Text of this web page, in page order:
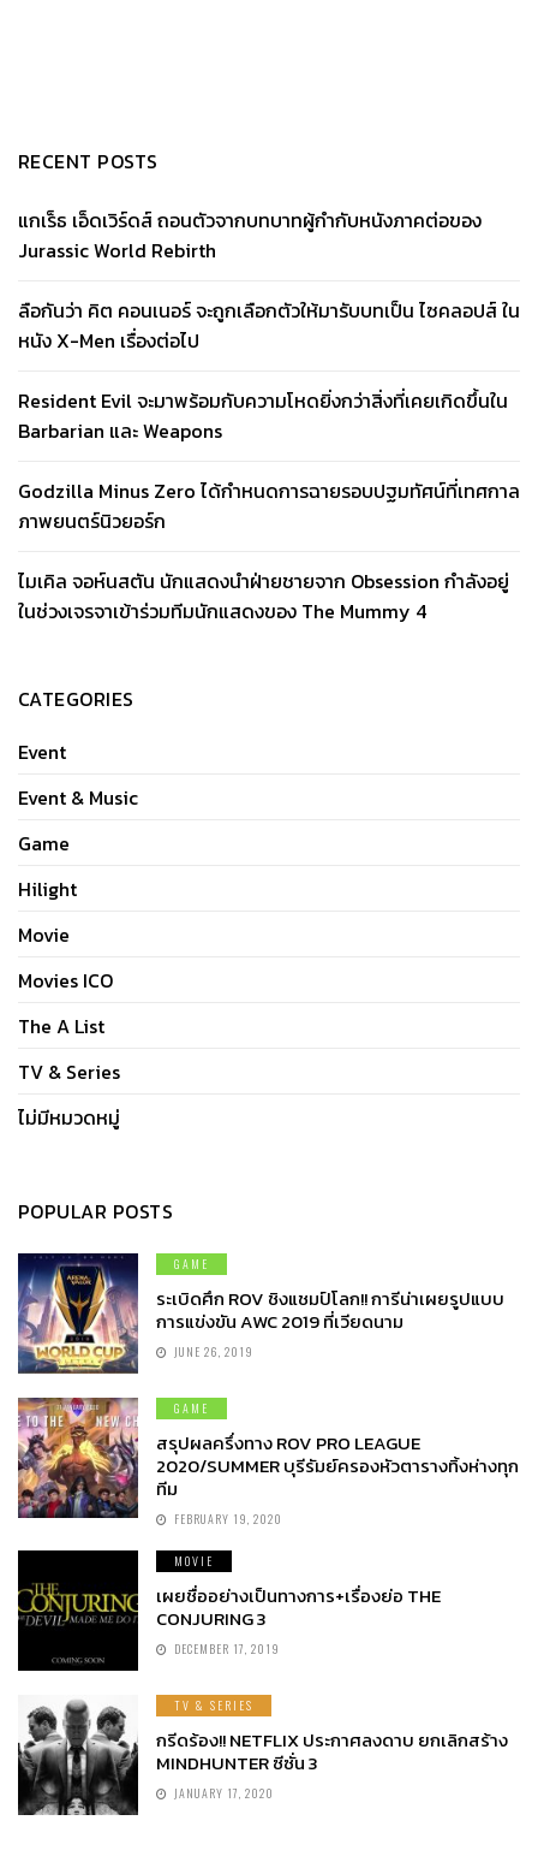
RECENT POSTS
แกเร็ธ เอ็ดเวิร์ดส์ ถอนตัวจากบทบาทผู้กำกับหนังภาคต่อของ
Jurassic World Rebirth
ลือกันว่า คิต คอนเนอร์ จะถูกเลือกตัวให้มารับบทเป็น ไซคลอปส์ ใน
หนัง X-Men เรื่องต่อไป
Resident Evil จะมาพร้อมกับความโหดยิ่งกว่าสิ่งที่เคยเกิดขึ้นใน
Barbarian และ Weapons
Godzilla Minus Zero ได้กำหนดการฉายรอบปฐมทัศน์ที่เทศกาล
ภาพยนตร์นิวยอร์ก
ไมเคิล จอห์นสตัน นักแสดงนำฝ่ายชายจาก Obsession กำลังอยู่
ในช่วงเจรจาเข้าร่วมทีมนักแสดงของ The Mummy 4
CATEGORIES
Event
Event & Music
Game
Hilight
Movie
Movies ICO
The A List
TV & Series
ไม่มีหมวดหมู่
POPULAR POSTS
GAME
ระเบิดศึก ROV ชิงแชมป์โลก!! การีน่าเผยรูปแบบ
การแข่งขัน AWC 2019 ที่เวียดนาม
JUNE 26, 2019
GAME
สรุปผลครึ่งทาง ROV PRO LEAGUE
2020/SUMMER บุรีรัมย์ครองหัวตารางทิ้งห่างทุก
ทีม
FEBRUARY 19, 2020
MOVIE
เผยชื่ออย่างเป็นทางการ+เรื่องย่อ THE
CONJURING 3
DECEMBER 17, 2019
TV & SERIES
กรีดร้อง!! NETFLIX ประกาศลงดาบ ยกเลิกสร้าง
MINDHUNTER ซีซั่น 3
JANUARY 17, 2020